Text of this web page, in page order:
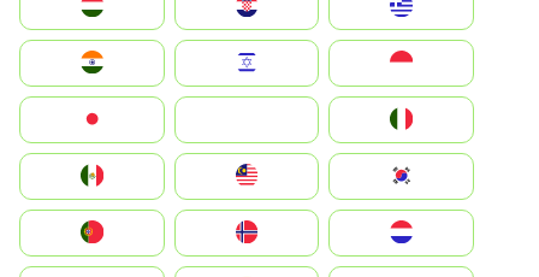
Hrvatska
Magyarország
Indonesia
South Korea
Nederland
Portugal